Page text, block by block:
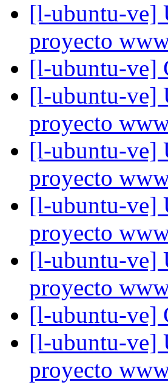
[l-ubuntu-ve]
proyecto
[l-ubuntu-ve]
[l-ubuntu-ve]
proyecto
[l-ubuntu-ve]
proyecto
[l-ubuntu-ve]
proyecto
[l-ubuntu-ve]
proyecto
[l-ubuntu-ve]
[l-ubuntu-ve]
proyecto